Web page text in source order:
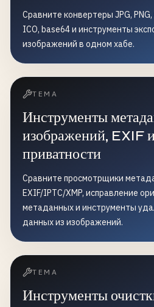
Сравните конвертеры JPG, PNG,
ICO, base64 и инструменты
изображений в одном хабе.
ТЕМА
Инструменты
изображений, EXIF
приватности
Сравните просмотрщики
EXIF/IPTC/XMP, исправление
метаданных и инструменты
данных из изображений.
ТЕМА
Инструменты